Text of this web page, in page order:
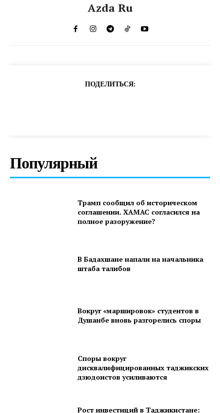
Azda Ru
ПОДЕЛИТЬСЯ:
Популярный
Трамп сообщил об историческом
соглашении. ХАМАС согласился на
полное разоружение?
В Бадахшане напали на начальника
штаба талибов
Вокруг «маршировок» студентов в
Душанбе вновь разгорелись споры
Споры вокруг
дисквалифицированных таджикских
дзюдоистов усиливаются
Рост инвестиций в Таджикистане: